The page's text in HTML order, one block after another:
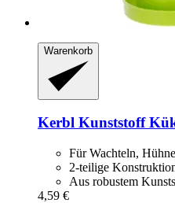
Warenkorb
Kerbl Kunststoff
Für Wachteln,
2-teilige
Aus robustem
4,59 €